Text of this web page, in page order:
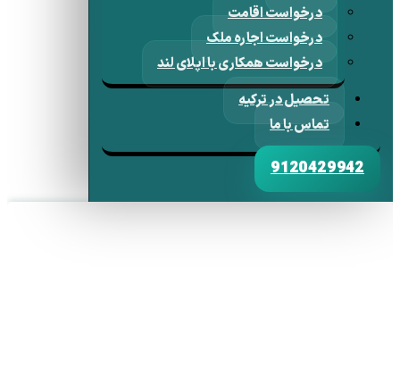
درخواست اقامت
درخواست اجاره ملک
درخواست همکاری با اپلای لند
تحصیل در ترکیه
تماس با ما
9120429942